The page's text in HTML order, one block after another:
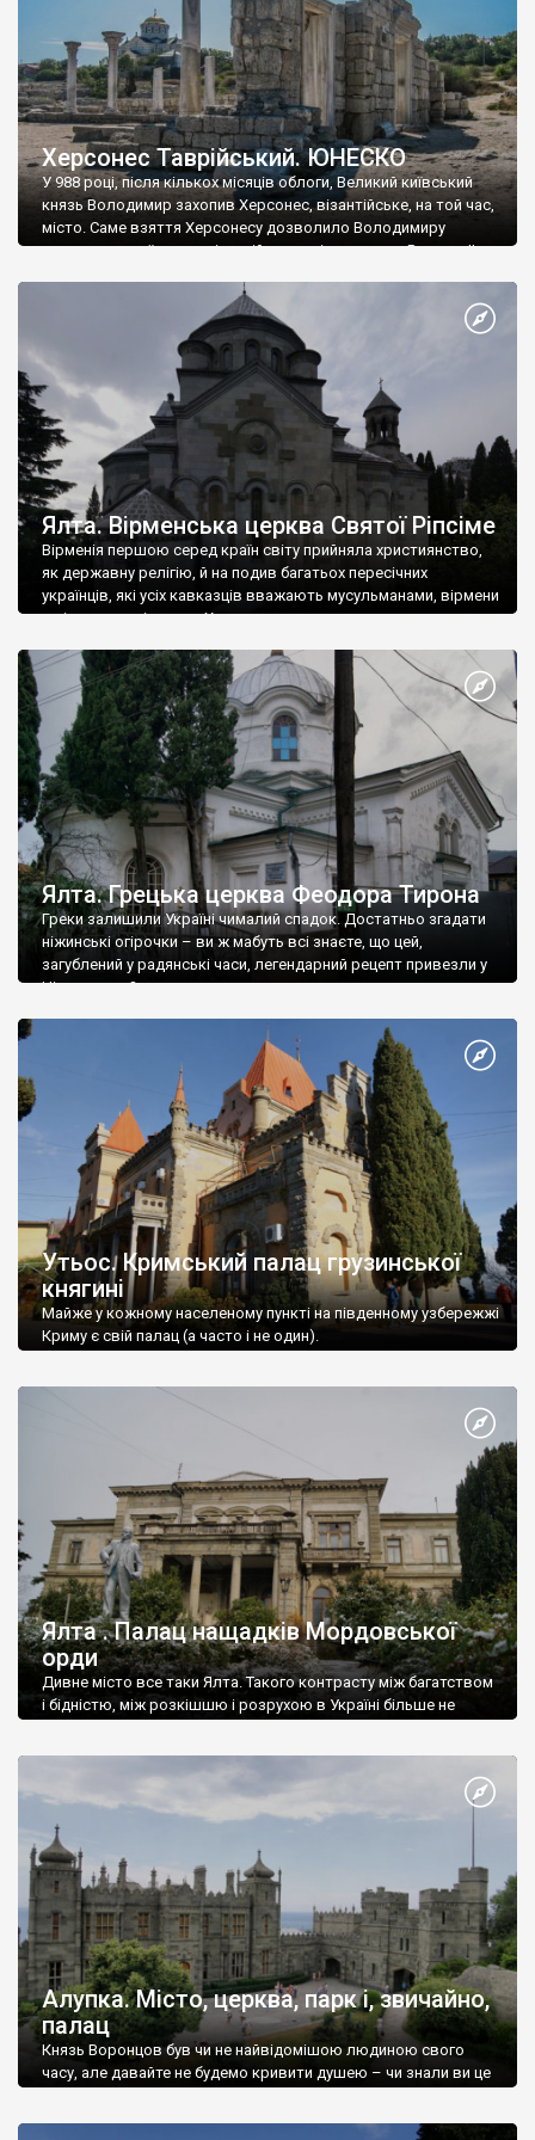
Херсонес Таврійський. ЮНЕСКО
У 988 році, після кількох місяців облоги, Великий київський
князь Володимир захопив Херсонес, візантійське, на той час,
місто. Саме взяття Херсонесу дозволило Володимиру
диктувати свої умови візантійському імператору Василю ІІ, та
Херсонесі Володимир-язичник, став Василем-християнином.
А потім було Хрещення Русі. На честь Херсонесу Таврійського
Ялта. Вірменська церква Святої Ріпсіме
Вірменія першою серед країн світу прийняла християнство,
як державну релігію, й на подив багатьох пересічних
українців, які усіх кавказців вважають мусульманами, вірмени
є відданими вірянами Христа
Ялта. Грецька церква Феодора Тирона
Греки залишили Україні чималий спадок. Достатньо згадати
ніжинські огірочки – ви ж мабуть всі знаєте, що цей,
загублений у радянські часи, легендарний рецепт привезли у
Ніжин греки?
Утьос. Кримський палац грузинської
княгині
Майже у кожному населеному пункті на південному узбережжі
Криму є свій палац (а часто і не один).
Ялта . Палац нащадків Мордовської
орди
Дивне місто все таки Ялта. Такого контрасту між багатством
і бідністю, між розкішшю і розрухою в Україні більше не
Алупка. Місто, церква, парк і, звичайно,
палац
Князь Воронцов був чи не найвідомішою людиною свого
часу, але давайте не будемо кривити душею – чи знали ви це